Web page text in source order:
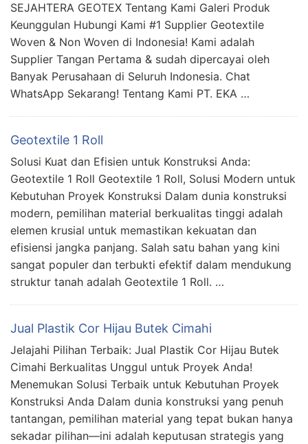
SEJAHTERA GEOTEX Tentang Kami Galeri Produk
Keunggulan Hubungi Kami #1 Supplier Geotextile
Woven & Non Woven di Indonesia! Kami adalah
Supplier Tangan Pertama & sudah dipercayai oleh
Banyak Perusahaan di Seluruh Indonesia. Chat
WhatsApp Sekarang! Tentang Kami PT. EKA …
Geotextile 1 Roll
Solusi Kuat dan Efisien untuk Konstruksi Anda:
Geotextile 1 Roll Geotextile 1 Roll, Solusi Modern untuk
Kebutuhan Proyek Konstruksi Dalam dunia konstruksi
modern, pemilihan material berkualitas tinggi adalah
elemen krusial untuk memastikan kekuatan dan
efisiensi jangka panjang. Salah satu bahan yang kini
sangat populer dan terbukti efektif dalam mendukung
struktur tanah adalah Geotextile 1 Roll. …
Jual Plastik Cor Hijau Butek Cimahi
Jelajahi Pilihan Terbaik: Jual Plastik Cor Hijau Butek
Cimahi Berkualitas Unggul untuk Proyek Anda!
Menemukan Solusi Terbaik untuk Kebutuhan Proyek
Konstruksi Anda Dalam dunia konstruksi yang penuh
tantangan, pemilihan material yang tepat bukan hanya
sekadar pilihan—ini adalah keputusan strategis yang